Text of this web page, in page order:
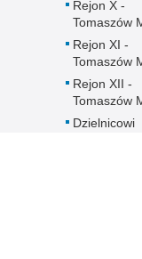
Rejon X -
Tomaszów
Rejon XI -
Tomaszów
Rejon XII -
Tomaszów
Dzielnicowi